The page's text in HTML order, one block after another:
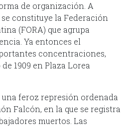
de organización. A
constituye la Federación
(FORA) que agrupa
Ya entonces el
concentraciones,
1909 en Plaza Lorea
feroz represión ordenada
Falcón, en la que se registra
muertos. Las